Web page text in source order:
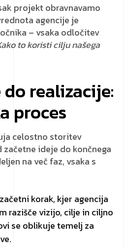
projekt obravnavamo
agencije je
– vsaka odločitev
to koristi cilju našega
do realizacije:
proces
celostno storitev
ideje do končnega
na več faz, vsaka s
korak, kjer agencija
razišče vizijo, cilje in ciljno
se oblikuje temelj za